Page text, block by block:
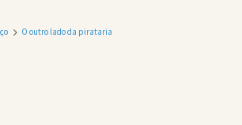
O outro lado da pirataria